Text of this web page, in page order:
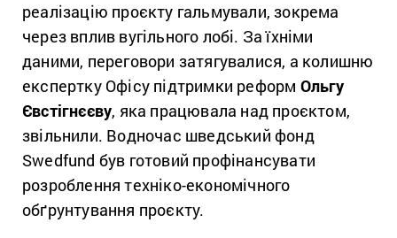
реалізацію проєкту гальмували, зокрема
через вплив вугільного лобі. За їхніми
даними, переговори затягувалися, а колишню
експертку Офісу підтримки реформ Ольгу
Євстігнєєву, яка працювала над проєктом,
звільнили. Водночас шведський фонд
Swedfund був готовий профінансувати
розроблення техніко-економічного
обґрунтування проєкту.